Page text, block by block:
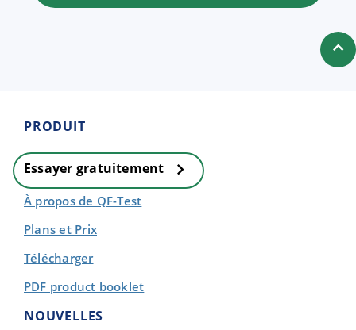
PRODUIT
Essayer gratuitement
À propos de QF-Test
Plans et Prix
Télécharger
PDF product booklet
NOUVELLES